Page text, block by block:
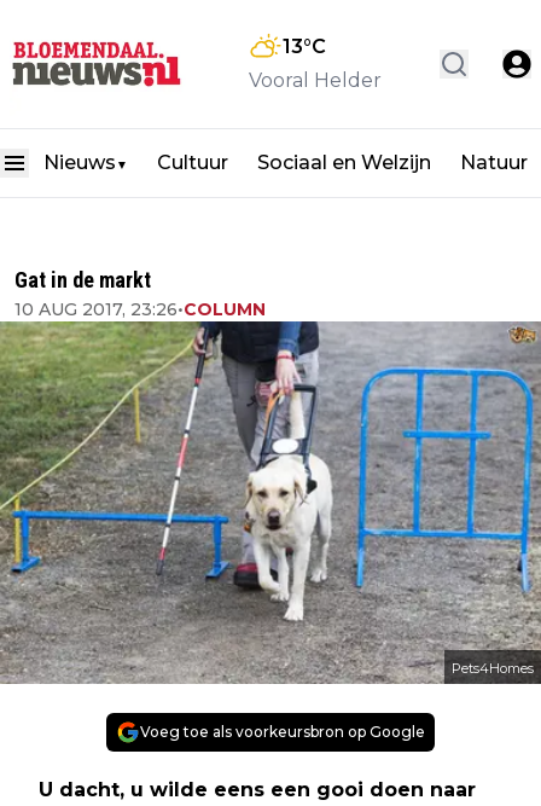
13°C
Vooral Helder
Nieuws ▼ Cultuur Sociaal en Welzijn Natuur
Gat in de markt
10 AUG 2017, 23:26•COLUMN
Pets4Homes
Voeg toe als voorkeursbron op Google
U dacht, u wilde eens een gooi doen naar